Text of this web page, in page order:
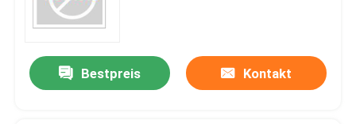
Bestpreis Kontakt